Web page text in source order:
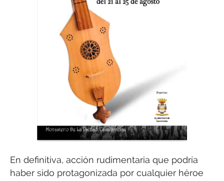
En definitiva, acción rudimentaria que podría
haber sido protagonizada por cualquier héroe